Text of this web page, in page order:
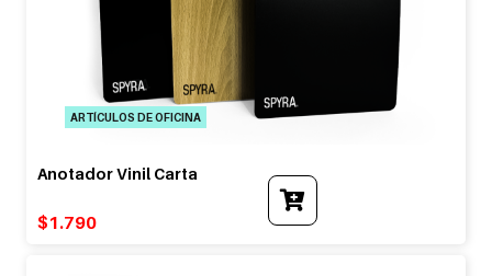
ARTÍCULOS DE OFICINA
Anotador Vinil Carta
$1.790